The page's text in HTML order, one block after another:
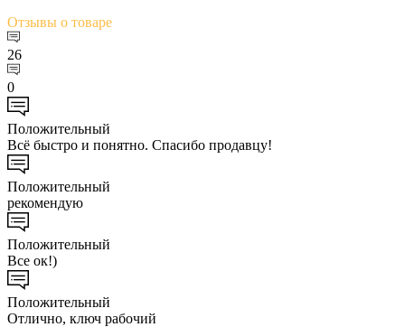
Отзывы о товаре
26
0
Положительный
Всё быстро и понятно. Спасибо продавцу!
Положительный
рекомендую
Положительный
Все ок!)
Положительный
Отлично, ключ рабочий